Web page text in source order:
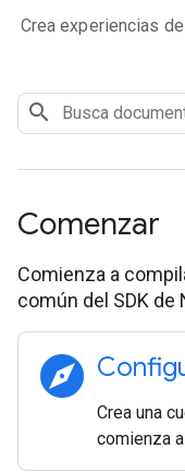
Crea experiencias
Comenzar
Comienza a
común del SDK de
explore
Crea una
comienza